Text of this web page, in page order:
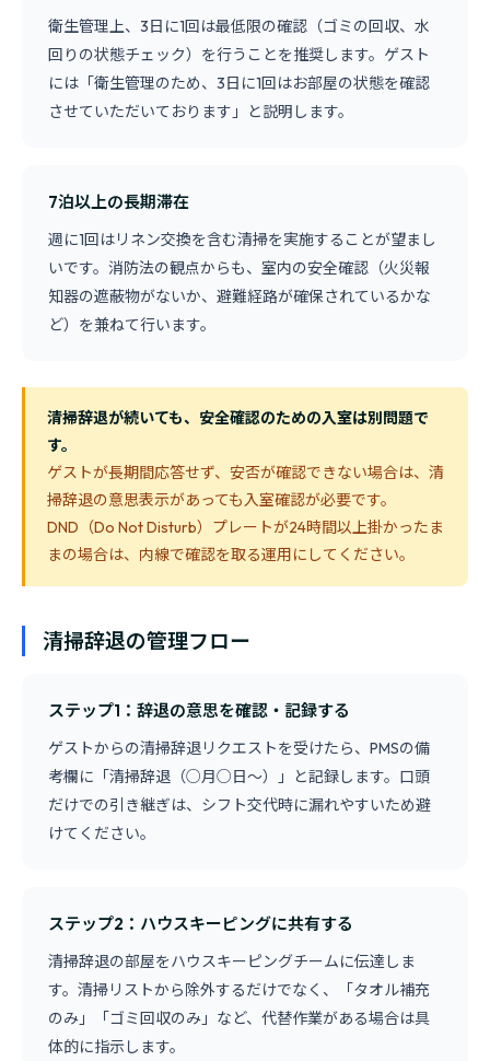
衛生管理上、3日に1回は最低限の確認（ゴミの回収、水
回りの状態チェック）を行うことを推奨します。ゲスト
には「衛生管理のため、3日に1回はお部屋の状態を確認
させていただいております」と説明します。
7泊以上の長期滞在
週に1回はリネン交換を含む清掃を実施することが望まし
いです。消防法の観点からも、室内の安全確認（火災報
知器の遮蔽物がないか、避難経路が確保されているかな
ど）を兼ねて行います。
清掃辞退が続いても、安全確認のための入室は別問題で
す。
ゲストが長期間応答せず、安否が確認できない場合は、清
掃辞退の意思表示があっても入室確認が必要です。
DND（Do Not Disturb）プレートが24時間以上掛かったま
まの場合は、内線で確認を取る運用にしてください。
清掃辞退の管理フロー
ステップ1：辞退の意思を確認・記録する
ゲストからの清掃辞退リクエストを受けたら、PMSの備
考欄に「清掃辞退（○月○日〜）」と記録します。口頭
だけでの引き継ぎは、シフト交代時に漏れやすいため避
けてください。
ステップ2：ハウスキーピングに共有する
清掃辞退の部屋をハウスキーピングチームに伝達しま
す。清掃リストから除外するだけでなく、「タオル補充
のみ」「ゴミ回収のみ」など、代替作業がある場合は具
体的に指示します。